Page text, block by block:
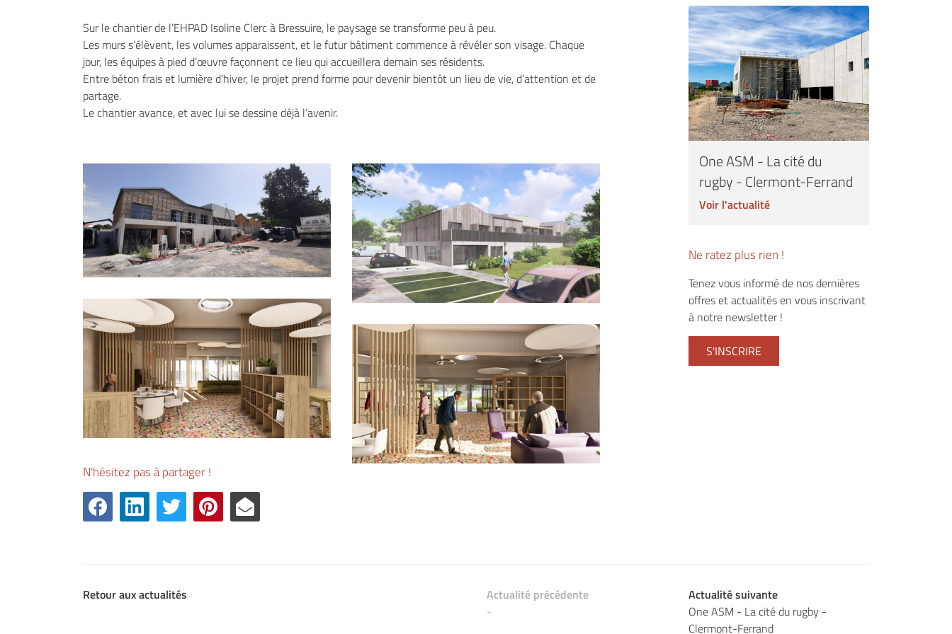
INSCRIPTION
Sur le chantier de l’EHPAD Isoline Clerc à Bressuire, le paysage se transforme peu à peu.
Les murs s’élèvent, les volumes apparaissent, et le futur bâtiment commence à révéler son visage. Chaque
jour, les équipes à pied d’œuvre façonnent ce lieu qui accueillera demain ses résidents.
Entre béton frais et lumière d’hiver, le projet prend forme pour devenir bientôt un lieu de vie, d’attention et de
partage.
Le chantier avance, et avec lui se dessine déjà l’avenir.
N'hésitez pas à partager !
One ASM - La cité du
rugby - Clermont-Ferrand
Voir l'actualité
Ne ratez plus rien !
Tenez vous informé de nos dernières
offres et actualités en vous inscrivant
à notre newsletter !
S'INSCRIRE
Retour aux actualités
Actualité précédente
-
Actualité suivante
One ASM - La cité du rugby -
Clermont-Ferrand